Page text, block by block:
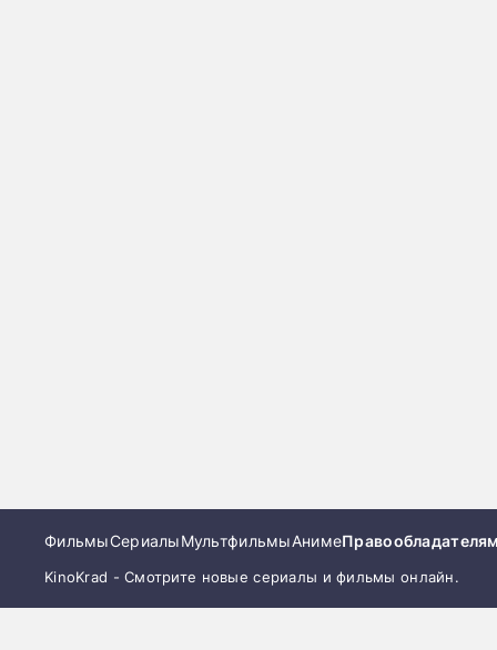
ФильмыСериалыМультфильмыАниме
KinoKrad - Смотрите новые сериалы и фильмы онлайн.